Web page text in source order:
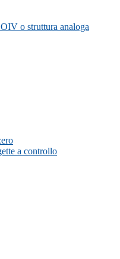
o struttura analoga
a controllo